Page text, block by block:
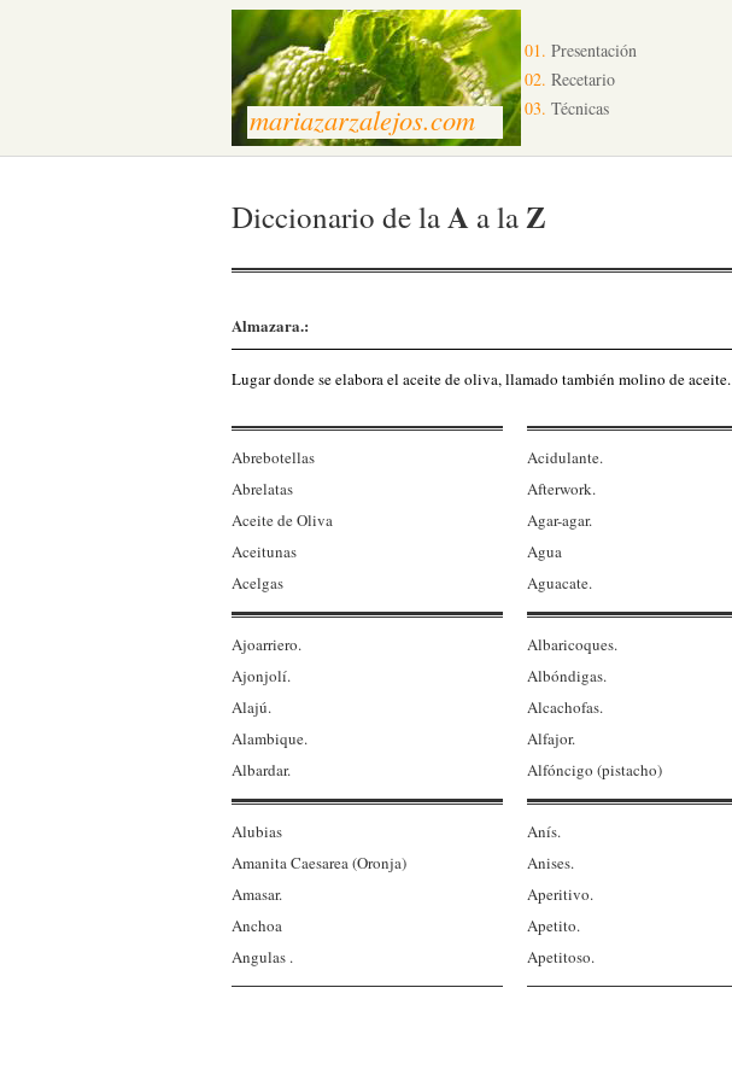
mariazarzalejos.com
01. Presentación
02. Recetario
03. Técnicas
Diccionario de laA a laZ
Almazara.:
Lugar donde se elabora el aceite de oliva, llamado también molino de aceite.
Abrebotellas
Abrelatas
Aceite de Oliva
Aceitunas
Acelgas
Acidulante.
Afterwork.
Agar-agar.
Agua
Aguacate.
Ajoarriero.
Ajonjolí.
Alajú.
Alambique.
Albardar.
Albaricoques.
Albóndigas.
Alcachofas.
Alfajor.
Alfóncigo (pistacho)
Alubias
Amanita Caesarea (Oronja)
Amasar.
Anchoa
Angulas .
Anís.
Anises.
Aperitivo.
Apetito.
Apetitoso.